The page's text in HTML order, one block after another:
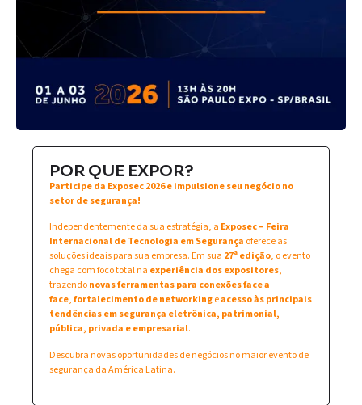
POR QUE EXPOR?
Participe da Exposec 2026 e impulsione seu negócio no
setor de segurança!
Independentemente da sua estratégia, a Exposec – Feira
Internacional de Tecnologia em Segurança oferece as
soluções ideais para sua empresa. Em sua 27ª edição, o evento
chega com foco total na experiência dos expositores,
trazendonovas ferramentas para conexões face a
face,fortalecimento de networkingeacesso às principais
tendências em segurança eletrônica, patrimonial,
pública, privada e empresarial.
Descubra novas oportunidades de negócios no maior evento de
segurança da América Latina.